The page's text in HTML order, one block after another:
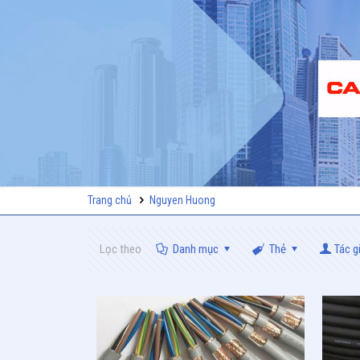
Trang chủ Nguyen Huong
Lọc theo Danh mục Thẻ Tác